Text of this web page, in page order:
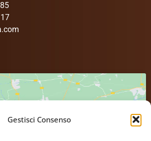
Gestisci Consenso